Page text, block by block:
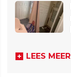
LEES MEER